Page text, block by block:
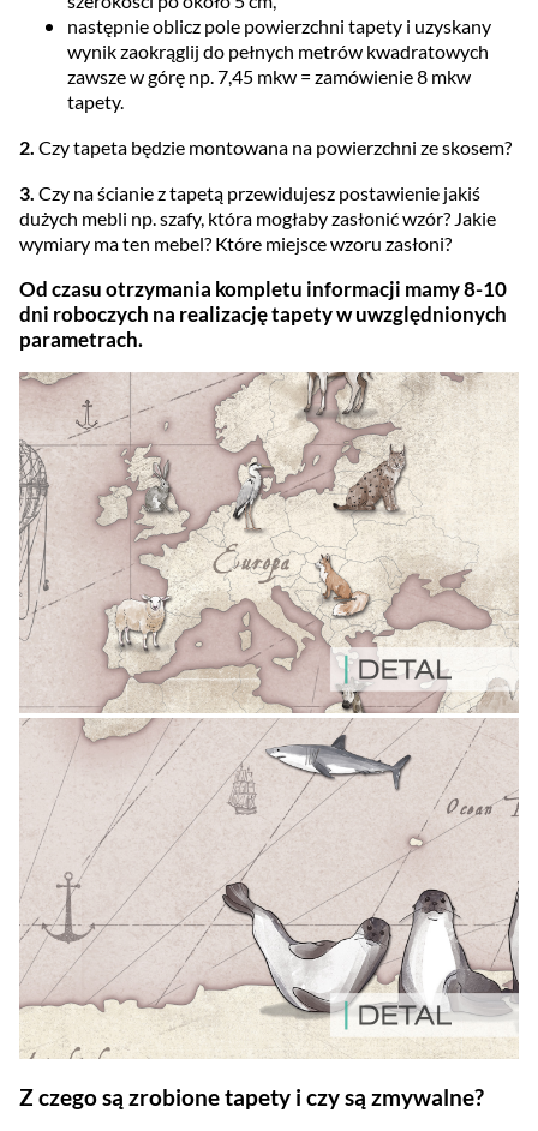
następnie oblicz pole powierzchni tapety i uzyskany
wynik zaokrąglij do pełnych metrów kwadratowych
zawsze w górę np. 7,45 mkw = zamówienie 8 mkw
tapety.
2. Czy tapeta będzie montowana na powierzchni ze skosem?
3. Czy na ścianie z tapetą przewidujesz postawienie jakiś
dużych mebli np. szafy, która mogłaby zasłonić wzór? Jakie
wymiary ma ten mebel? Które miejsce wzoru zasłoni?
Od czasu otrzymania kompletu informacji mamy 8-10
dni roboczych na realizację tapety w uwzględnionych
parametrach.
Z czego są zrobione tapety i czy są zmywalne?